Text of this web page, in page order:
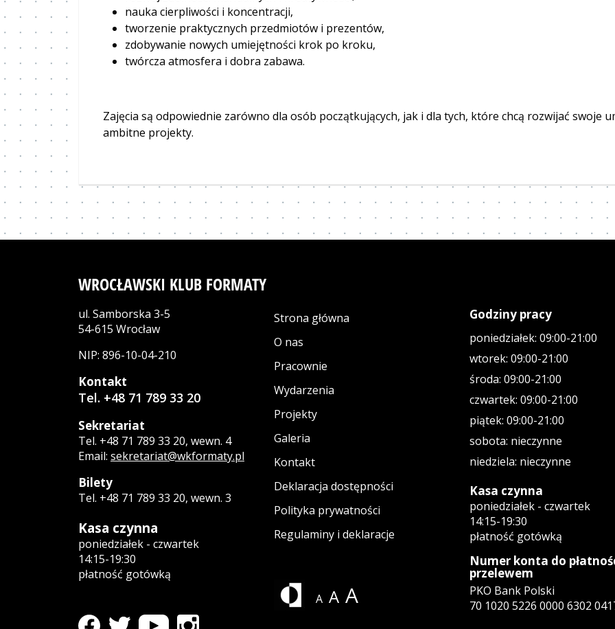
nauka cierpliwości i koncentracji,
tworzenie praktycznych przedmiotów i prezentów,
zdobywanie nowych umiejętności krok po kroku,
twórcza atmosfera i dobra zabawa.
Zajęcia są odpowiednie zarówno dla osób początkujących, jak i dla tych, które chcą rozwijać swoje
ambitne projekty.
WROCŁAWSKI KLUB FORMATY
ul. Samborska 3-5
54-615 Wrocław
NIP: 896-10-04-210
Kontakt
Tel. +48 71 789 33 20
Sekretariat
Tel. +48 71 789 33 20, wewn. 4
Email: sekretariat@wkformaty.pl
Bilety
Tel. +48 71 789 33 20, wewn. 3
Kasa czynna
poniedziałek - czwartek
14:15-19:30
płatność gotówką
profil WK Formaty na Facebooku
Strona otwiera się w nowym oknie
profil WK Formaty na Twitterze
Strona otwiera się w nowym oknie
profil WK Formaty na Youtube
Strona otwiera się w nowym oknie
profil WK Formaty na Instagramie
Strona otwiera się w nowym oknie
Strona główna
O nas
Pracownie
Wydarzenia
Projekty
Galeria
Kontakt
Deklaracja dostępności
Polityka prywatności
Regulaminy i deklaracje
A A A
Godziny pracy
poniedziałek: 09:00-21:00
wtorek: 09:00-21:00
środa: 09:00-21:00
czwartek: 09:00-21:00
piątek: 09:00-21:00
sobota: nieczynne
niedziela: nieczynne
Kasa czynna
poniedziałek - czwartek
14:15-19:30
płatność gotówką
Numer konta do
przelewem
PKO Bank Polski
70 1020 5226 0000 6302